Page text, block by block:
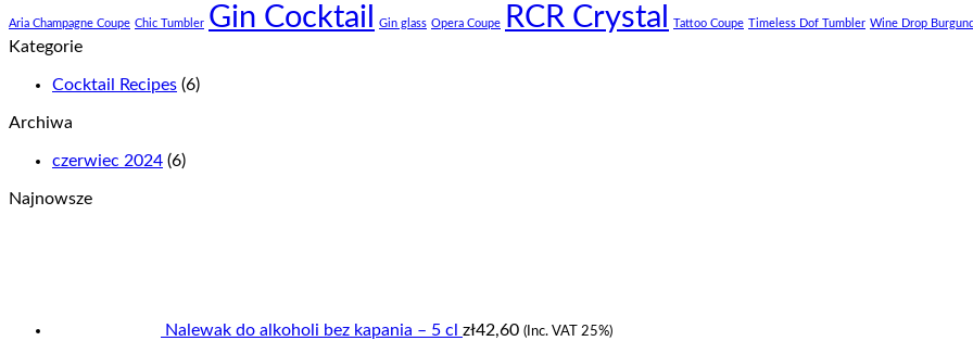
Aria Champagne Coupe Chic Tumbler Gin Cocktail Gin glass Opera Coupe RCR Crystal Tattoo Coupe Timeless Dof Tumbler Wine Drop
Kategorie
Cocktail Recipes (6)
Archiwa
czerwiec 2024 (6)
Najnowsze
Nalewak do alkoholi bez kapania – 5 cl zł42,60 (Inc. VAT 25%)